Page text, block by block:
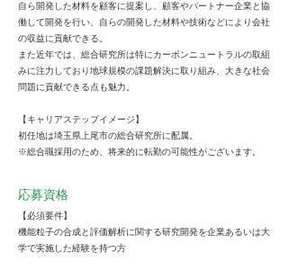
自ら開発した材料を顧客に提案し、顧客やパートナー企業と協
働して開発を行い、自らの開発した材料や技術などにより会社
の収益に貢献できる。
また近年では、総合研究所は特にカーボンニュートラルの取組
みに注力しており地球規模の課題解決に取り組み、大きな社会
問題に貢献できる点も魅力。
【キャリアステップイメージ】
初任地は埼玉県上尾市の総合研究所に配属。
※総合職採用のため、将来的に転勤の可能性がございます。
応募資格
【必須要件】
機能粒子の合成と評価解析に関する研究開発を企業あるいは大
学で実施した経験を持つ方